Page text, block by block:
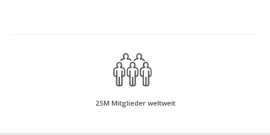
25M Mitglieder weltweit